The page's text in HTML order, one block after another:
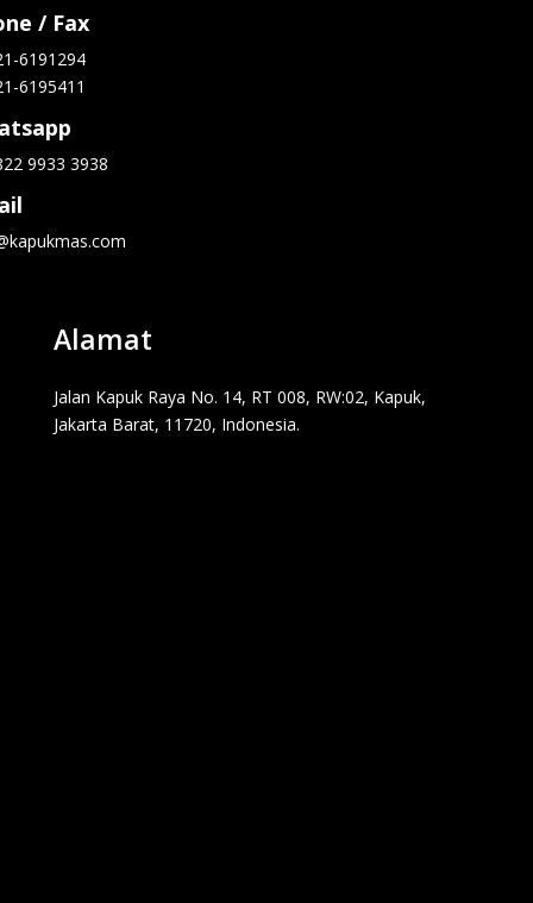
/ Fax
6191294
6195411
9933 3938
Alamat
Jalan Kapuk Raya No. 14, RT 008, RW:02, Kapuk,
Jakarta Barat, 11720, Indonesia.